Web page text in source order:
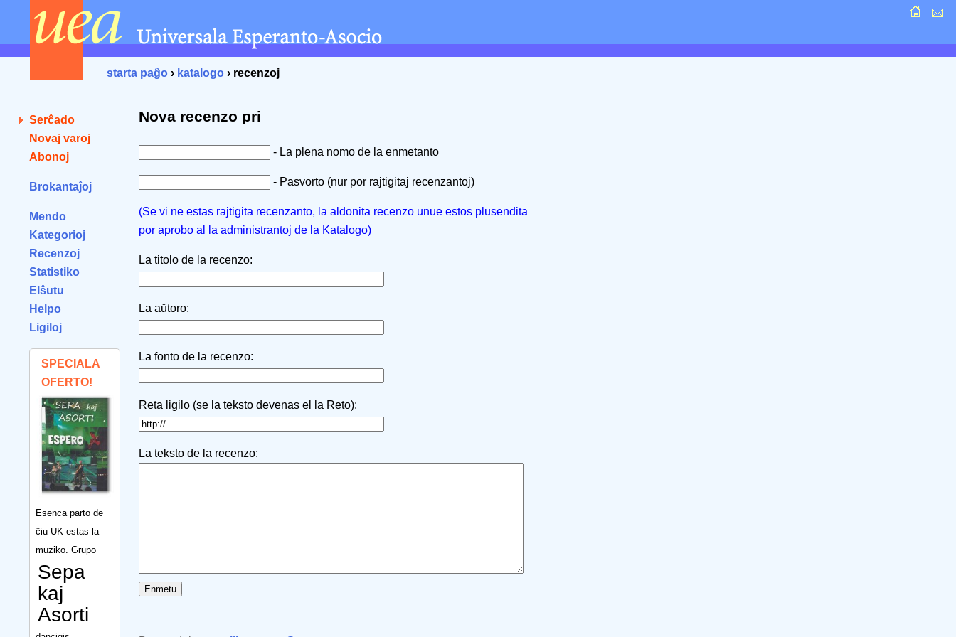
starta paĝo › katalogo › recenzoj
Serĉado
Novaj varoj
Abonoj
Brokantaĵoj
Mendo
Kategorioj
Recenzoj
Statistiko
Elŝutu
Helpo
Ligiloj
SPECIALA
OFERTO!
Esenca parto de
ĉiu UK estas la
muziko. Grupo
Sepa
kaj
Asorti
Nova recenzo pri
- La plena nomo de la enmetanto
- Pasvorto (nur por rajtigitaj recenzantoj)
(Se vi ne estas rajtigita recenzanto, la aldonita recenzo unue estos plusendita
por aprobo al la administrantoj de la Katalogo)
La titolo de la recenzo:
La aŭtoro:
La fonto de la recenzo:
Reta ligilo (se la teksto devenas el la Reto):
La teksto de la recenzo: